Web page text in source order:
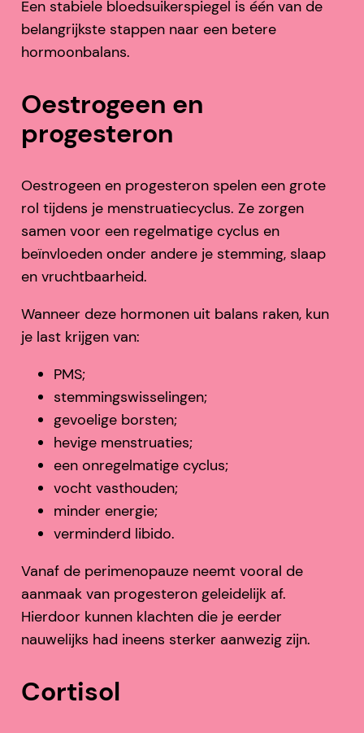
Een stabiele bloedsuikerspiegel is één van de
belangrijkste stappen naar een betere
hormoonbalans.
Oestrogeen en
progesteron
Oestrogeen en progesteron spelen een grote
rol tijdens je menstruatiecyclus. Ze zorgen
samen voor een regelmatige cyclus en
beïnvloeden onder andere je stemming, slaap
en vruchtbaarheid.
Wanneer deze hormonen uit balans raken, kun
je last krijgen van:
PMS;
stemmingswisselingen;
gevoelige borsten;
hevige menstruaties;
een onregelmatige cyclus;
vocht vasthouden;
minder energie;
verminderd libido.
Vanaf de perimenopauze neemt vooral de
aanmaak van progesteron geleidelijk af.
Hierdoor kunnen klachten die je eerder
nauwelijks had ineens sterker aanwezig zijn.
Cortisol